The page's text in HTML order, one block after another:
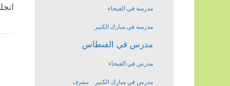
مدرسة في الفيحاء
مدرسة في مبارك الكبير
مدرس في الفنطاس
مدرس في الفيحاء
مدرس في مبارك الكبير مشرف